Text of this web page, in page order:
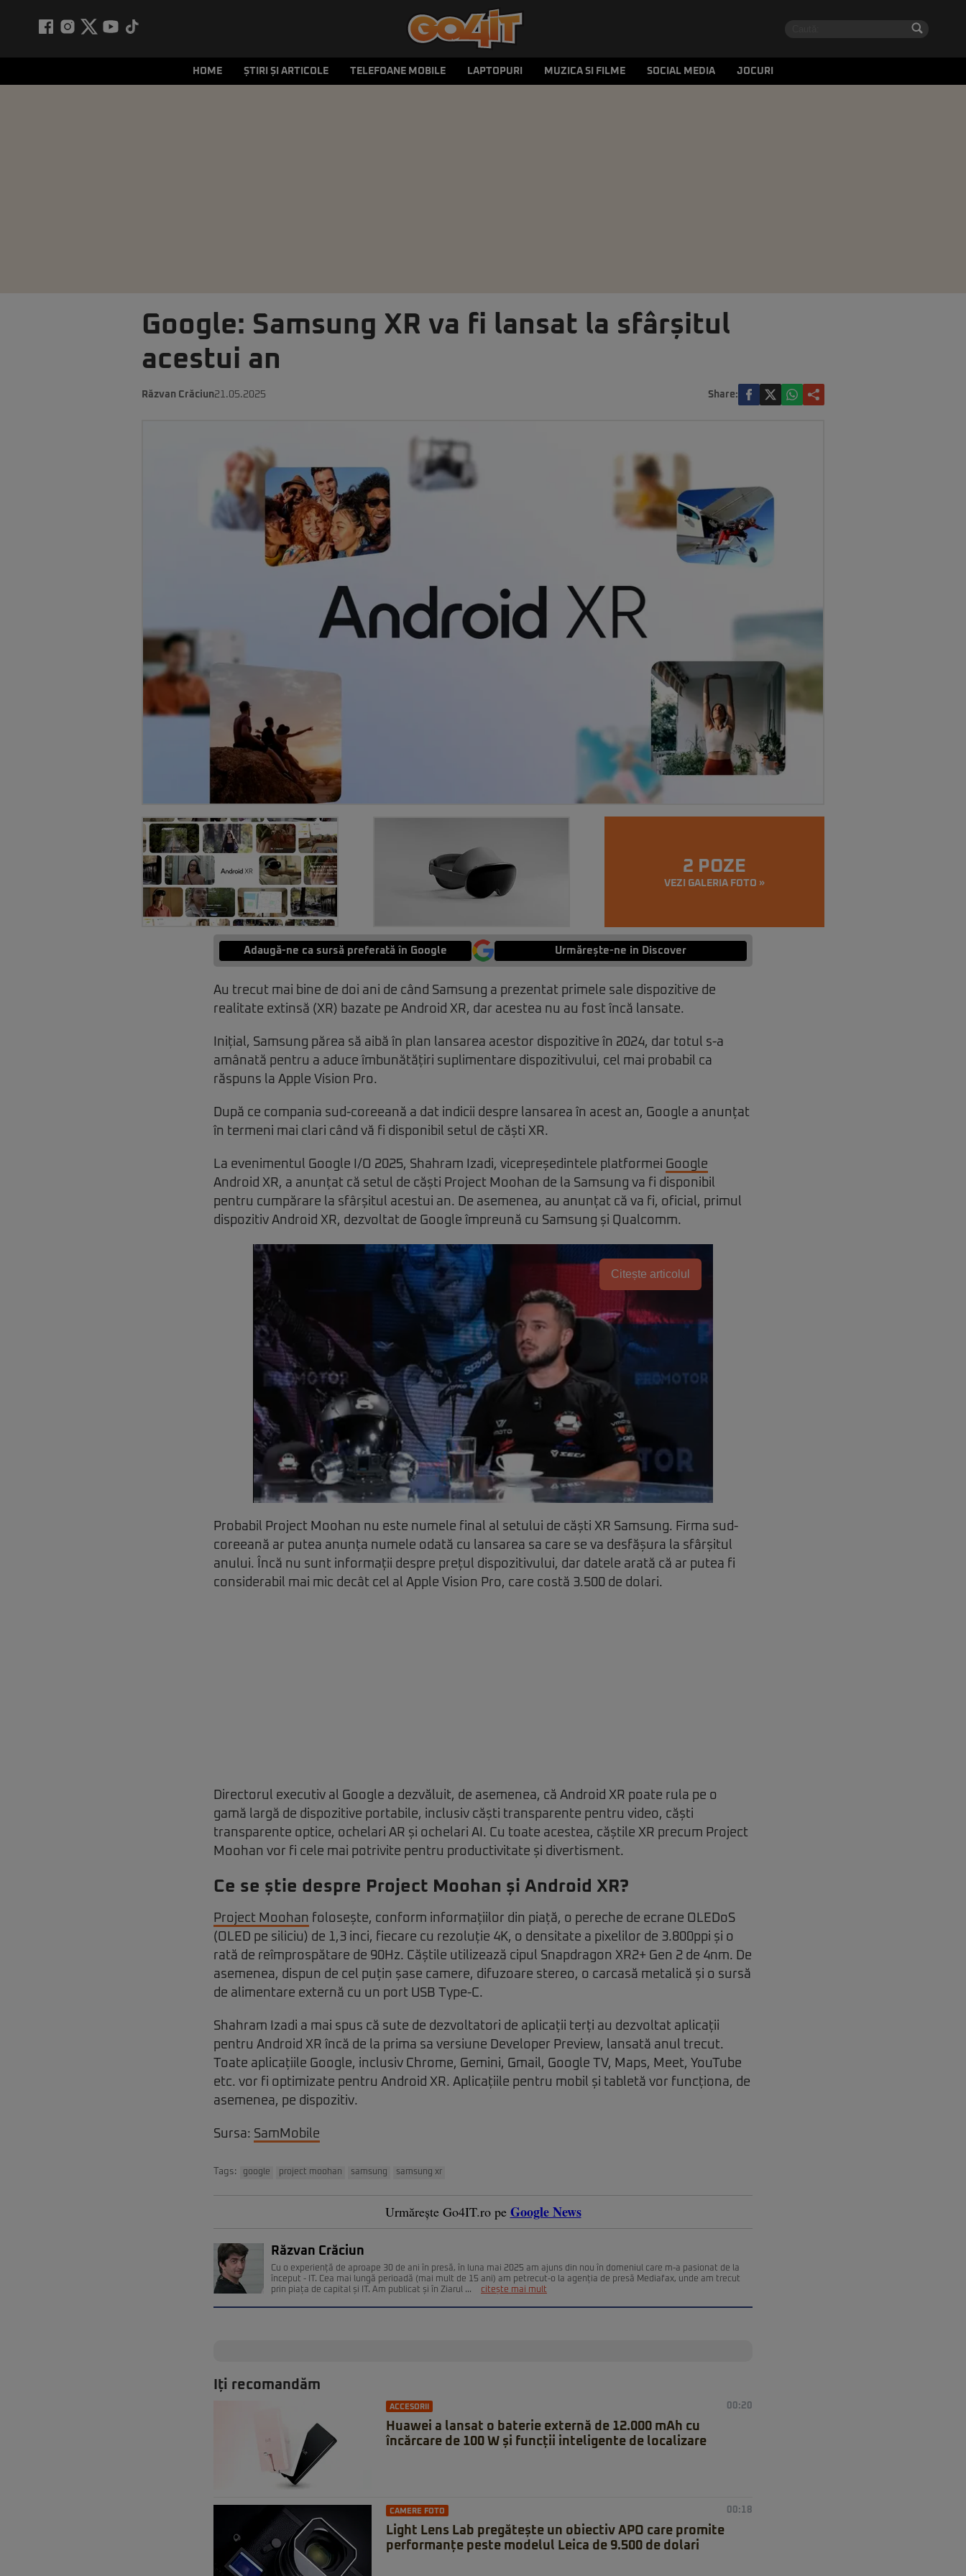
HOME ȘTIRI ȘI ARTICOLE TELEFOANE MOBILE LAPTOPURI MUZICA SI FILME SOCIAL MEDIA JOCURI
Google: Samsung XR va fi lansat la sfârșitul
acestui an
Răzvan Crăciun21.05.2025 Share:
2 POZE
VEZI GALERIA FOTO »
Adaugă-ne ca sursă preferată în Google Urmărește-ne in Discover
Au trecut mai bine de doi ani de când Samsung a prezentat primele sale dispozitive de
realitate extinsă (XR) bazate pe Android XR, dar acestea nu au fost încă lansate.
Inițial, Samsung părea să aibă în plan lansarea acestor dispozitive în 2024, dar totul s-a
amânată pentru a aduce îmbunătățiri suplimentare dispozitivului, cel mai probabil ca
răspuns la Apple Vision Pro.
După ce compania sud-coreeană a dat indicii despre lansarea în acest an, Google a anunțat
în termeni mai clari când vă fi disponibil setul de căști XR.
La evenimentul Google I/O 2025, Shahram Izadi, vicepreședintele platformei Google
Android XR, a anunțat că setul de căști Project Moohan de la Samsung va fi disponibil
pentru cumpărare la sfârșitul acestui an. De asemenea, au anunțat că va fi, oficial, primul
dispozitiv Android XR, dezvoltat de Google împreună cu Samsung și Qualcomm.
Citește articolul
Probabil Project Moohan nu este numele final al setului de căști XR Samsung. Firma sud-
coreeană ar putea anunța numele odată cu lansarea sa care se va desfășura la sfârșitul
anului. Încă nu sunt informații despre prețul dispozitivului, dar datele arată că ar putea fi
considerabil mai mic decât cel al Apple Vision Pro, care costă 3.500 de dolari.
Directorul executiv al Google a dezvăluit, de asemenea, că Android XR poate rula pe o
gamă largă de dispozitive portabile, inclusiv căști transparente pentru video, căști
transparente optice, ochelari AR și ochelari AI. Cu toate acestea, căștile XR precum Project
Moohan vor fi cele mai potrivite pentru productivitate și divertisment.
Ce se știe despre Project Moohan și Android XR?
Project Moohan folosește, conform informațiilor din piață, o pereche de ecrane OLEDoS
(OLED pe siliciu) de 1,3 inci, fiecare cu rezoluție 4K, o densitate a pixelilor de 3.800ppi și o
rată de reîmprospătare de 90Hz. Căștile utilizează cipul Snapdragon XR2+ Gen 2 de 4nm. De
asemenea, dispun de cel puțin șase camere, difuzoare stereo, o carcasă metalică și o sursă
de alimentare externă cu un port USB Type-C.
Shahram Izadi a mai spus că sute de dezvoltatori de aplicații terți au dezvoltat aplicații
pentru Android XR încă de la prima sa versiune Developer Preview, lansată anul trecut.
Toate aplicațiile Google, inclusiv Chrome, Gemini, Gmail, Google TV, Maps, Meet, YouTube
etc. vor fi optimizate pentru Android XR. Aplicațiile pentru mobil și tabletă vor funcționa, de
asemenea, pe dispozitiv.
Sursa: SamMobile
Tags: google project moohan samsung samsung xr
Urmărește Go4IT.ro pe Google News
Răzvan Crăciun
Cu o experiență de aproape 30 de ani în presă, în luna mai 2025 am ajuns din nou în domeniul care m-a pasionat de la
început - IT. Cea mai lungă perioadă (mai mult de 15 ani) am petrecut-o la agenția de presă Mediafax, unde am trecut
prin piața de capital și IT. Am publicat și în Ziarul ...
citește mai mult
Iți recomandăm
ACCESORII 00:20
Huawei a lansat o baterie externă de 12.000 mAh cu
încărcare de 100 W și funcții inteligente de localizare
CAMERE FOTO 00:18
Light Lens Lab pregătește un obiectiv APO care promite
performanțe peste modelul Leica de 9.500 de dolari